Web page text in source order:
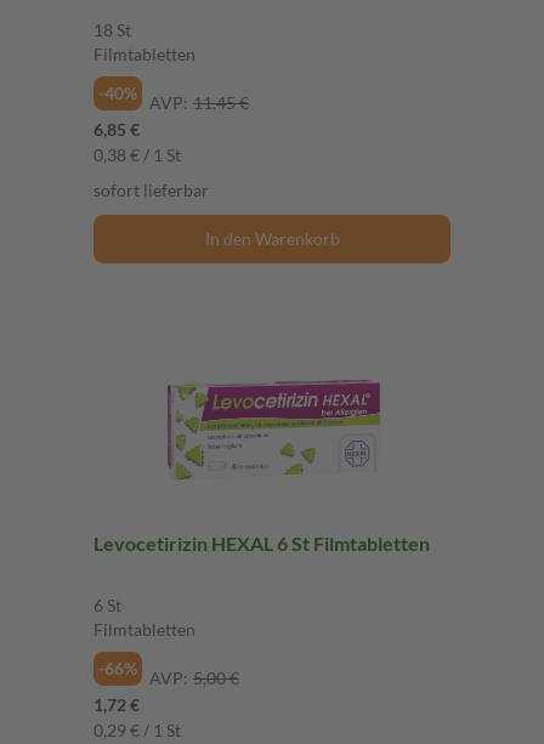
18 St
Filmtabletten
-40%
AVP: 11,45 €
6,85 €
0,38 € / 1 St
sofort lieferbar
In den Warenkorb
Levocetirizin HEXAL 6 St Filmtabletten
6 St
Filmtabletten
-66%
AVP: 5,00 €
1,72 €
0,29 € / 1 St